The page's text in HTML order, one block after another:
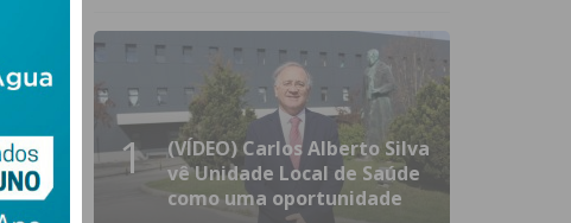
1
(VÍDEO) Carlos Alberto Silva
vê Unidade Local de Saúde
como uma oportunidade